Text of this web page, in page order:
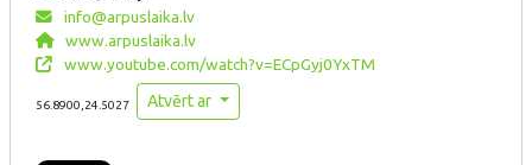
info@arpuslaika.lv
www.arpuslaika.lv
www.youtube.com/watch?v=ECpGyj0YxTM
56.8900,24.5027 Atvērt ar